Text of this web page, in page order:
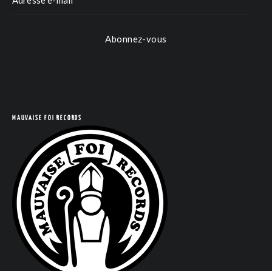
Abonnez-vous
MAUVAISE FOI RECORDS